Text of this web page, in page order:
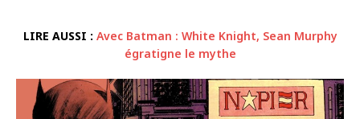
LIRE AUSSI : Avec Batman : White Knight, Sean Murphy
égratigne le mythe